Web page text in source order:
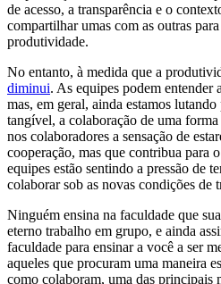
de acesso, a transparência e o
compartilhar umas com as outras
produtividade.
No entanto, à medida que a
diminui. As equipes podem entender
mas, em geral, ainda estamos lutando
tangível, a colaboração de uma
nos colaboradores a sensação de
cooperação, mas que contribua para
equipes estão sentindo a pressão de
colaborar sob as novas condições de
Ninguém ensina na faculdade que
eterno trabalho em grupo, e ainda
faculdade para ensinar a você a ser
aqueles que procuram uma maneira
como colaboram, uma das principais